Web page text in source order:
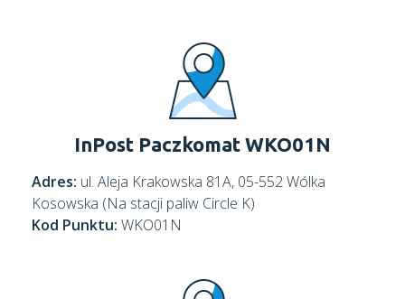
InPost Paczkomat WKO01N
Adres: ul. Aleja Krakowska 81A, 05-552 Wólka
Kosowska (Na stacji paliw Circle K)
Kod Punktu: WKO01N